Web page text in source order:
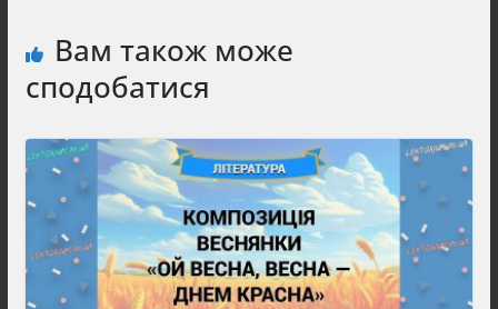
Вам також може
сподобатися